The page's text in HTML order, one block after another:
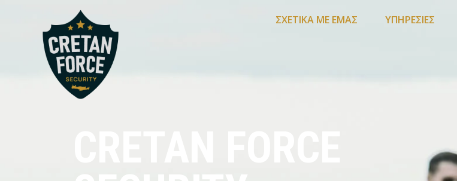
ΣΧΕΤΙΚΑ ΜΕ ΕΜΑΣ ΥΠΗΡΕΣΙΕΣ